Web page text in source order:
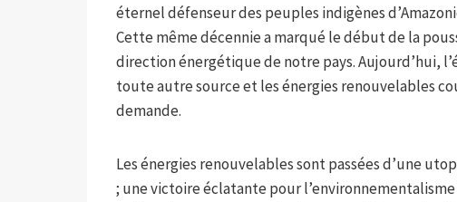
éternel défenseur des peuples indigènes
Cette même décennie a marqué le début de la
direction énergétique de notre pays. Aujourd’hui,
toute autre source et les énergies renouvelables
demande.
Les énergies renouvelables sont passées d’une
; une victoire éclatante pour